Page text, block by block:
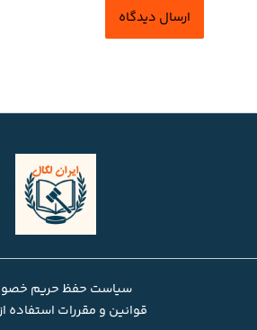
سیاست حفظ حریم
قوانین و مقررات استفاده